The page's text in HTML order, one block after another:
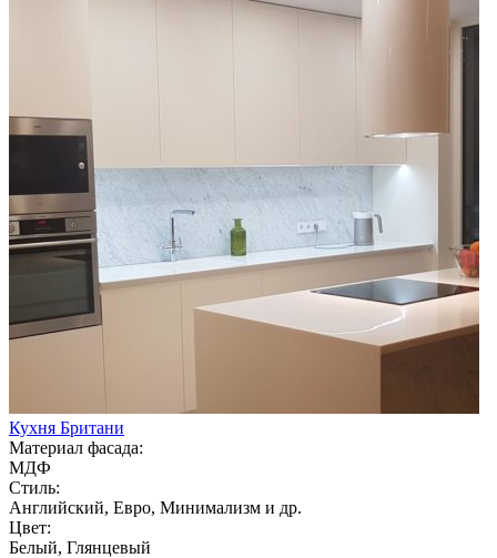
Кухня Британи
Материал фасада:
МДФ
Стиль:
Английский, Евро, Минимализм и др.
Цвет:
Белый, Глянцевый